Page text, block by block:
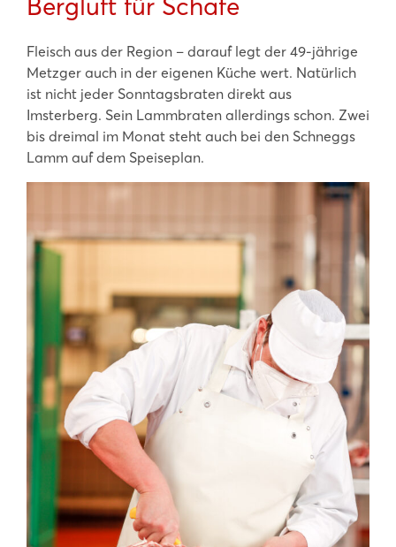
Bergluft für Schafe
Fleisch aus der Region – darauf legt der 49-jährige
Metzger auch in der eigenen Küche wert. Natürlich
ist nicht jeder Sonntagsbraten direkt aus
Imsterberg. Sein Lammbraten allerdings schon. Zwei
bis dreimal im Monat steht auch bei den Schneggs
Lamm auf dem Speiseplan.